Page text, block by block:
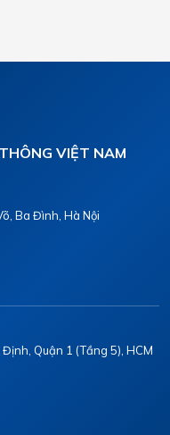
VIỆT NAM
Ba Đình, Hà Nội
Quận 1 (Tầng 5), HCM